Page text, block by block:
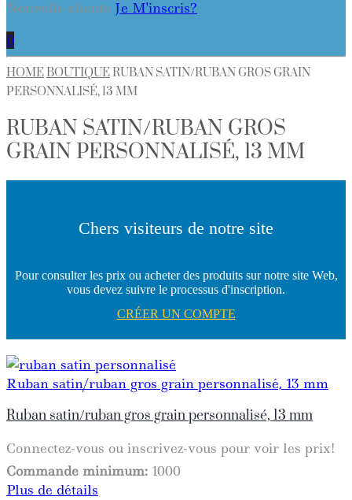
Nouvelle cliente Je M'inscris?
0
HOME BOUTIQUERUBAN SATIN/RUBAN GROS GRAIN
PERSONNALISÉ, 13 MM
RUBAN SATIN/RUBAN GROS
GRAIN PERSONNALISÉ, 13 MM
Chers visiteurs de notre site
Pour consulter les prix ou acheter des produits sur notre site Web,
vous devez suivre le processus d'inscription.
CRÉER UN COMPTE
Ruban satin/ruban gros grain personnalisé, 13 mm
Ruban satin/ruban gros grain personnalisé, 13 mm
Connectez-vous ou inscrivez-vous pour voir les prix!
Commande minimum: 1000
Plus de détails